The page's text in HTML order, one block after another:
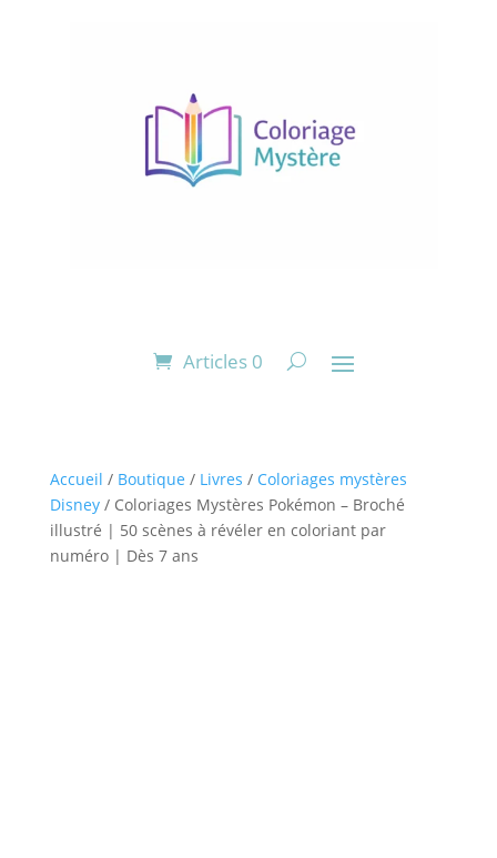
Articles 0
Accueil / Boutique / Livres / Coloriages mystères
Disney/ Coloriages Mystères Pokémon – Broché
illustré | 50 scènes à révéler en coloriant par
numéro | Dès 7 ans